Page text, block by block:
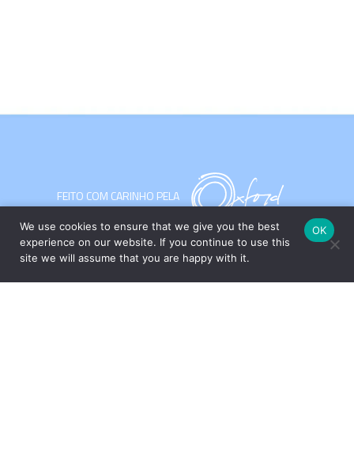
FEITO COM CARINHO PELA
ESPECIALMENTE PARA VOCÊ
Com um amplo portfólio de produtos para a casa, o Grupo Oxford
apresenta ao mercado peças que unem design e funcionalidade,
We use cookies to ensure that we give you the best
experience on our website. If you continue to use this
site we will assume that you are happy with it.
OK